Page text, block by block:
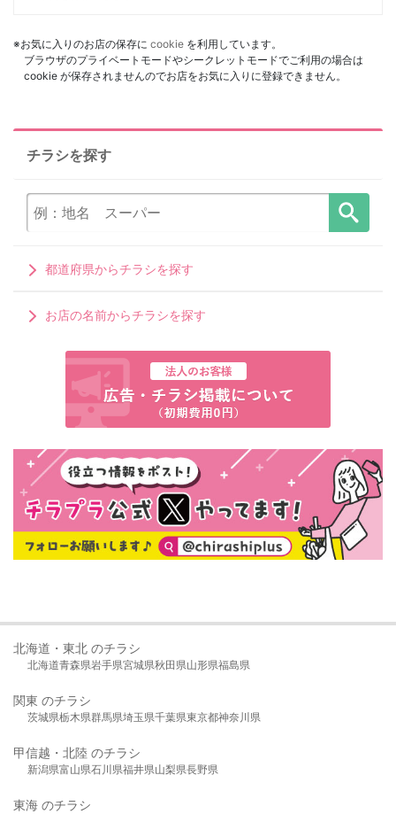
※お気に入りのお店の保存に cookie を利用しています。
ブラウザのプライベートモードやシークレットモードでご利用の場合は
cookie が保存されませんのでお店をお気に入りに登録できません。
チラシを探す
都道府県からチラシを探す
お店の名前からチラシを探す
北海道・東北 のチラシ
北海道青森県岩手県宮城県秋田県山形県福島県
関東 のチラシ
茨城県栃木県群馬県埼玉県千葉県東京都神奈川県
甲信越・北陸 のチラシ
新潟県富山県石川県福井県山梨県長野県
東海 のチラシ